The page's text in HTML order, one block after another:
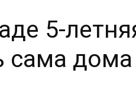
5-
сама дома